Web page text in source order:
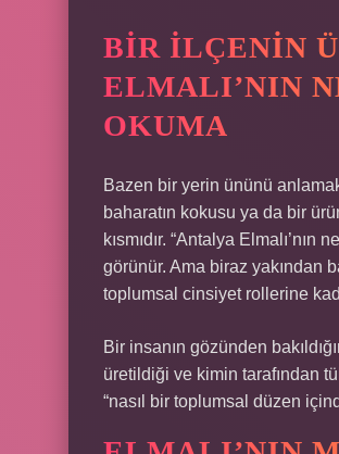
BIR İLÇENIN
ELMALI’NIN
OKUMA
Bazen bir yerin ününü
baharatın kokusu ya da bir
kısmıdır. “Antalya
görünür. Ama biraz yakından
toplumsal cinsiyet rollerine
Bir insanın gözünden
üretildiği ve kimin tarafından
“nasıl bir toplumsal düzen